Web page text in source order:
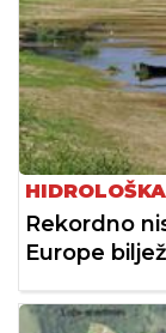
Rekordno
Europe